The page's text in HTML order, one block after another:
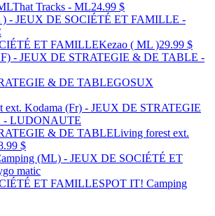
That Tracks - ML24.99 $
ET FAMILLEKezao ( ML )29.99 $
& DE TABLEGOSUX
& DE TABLELiving forest ext.
$
ET FAMILLESPOT IT! Camping